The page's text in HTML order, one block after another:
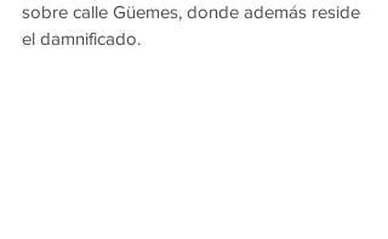
sobre calle Güemes, donde además reside
el damnificado.